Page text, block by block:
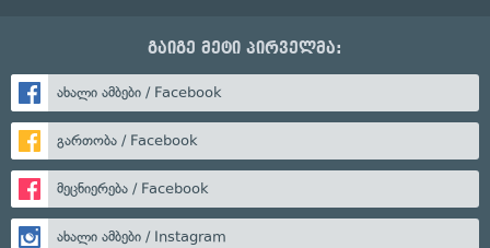
გაიგე მეტი პირველმა:
ახალი ამბები / Facebook
გართობა / Facebook
მეცნიერება / Facebook
ახალი ამბები / Instagram